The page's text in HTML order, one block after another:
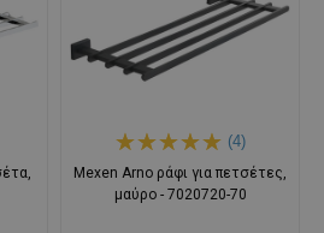
(4)
Mexen Arno ράφι για πετσέτες,
μαύρο - 7020720-70